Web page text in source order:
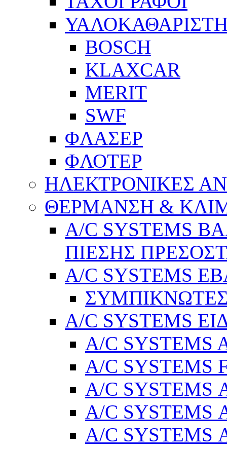
BOSCH
KLAXCAR
MERIT
SWF
ΦΛΑΣΕΡ
ΦΛΟΤΕΡ
ΗΛΕΚΤΡΟΝΙΚΕΣ
ΘΕΡΜΑΝΣΗ &
A/C SYSTEMS
ΠΙΕΣΗΣ
A/C SYSTEMS
A/C SYSTEMS
A/C SYSTEMS
A/C SYSTEMS
A/C SYSTEMS
A/C SYSTEMS
A/C SYSTEMS